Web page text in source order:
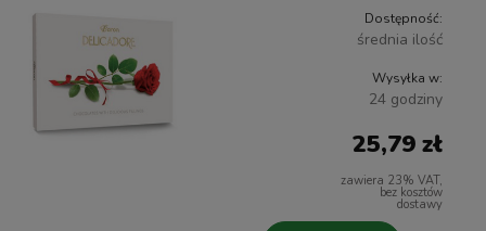
Dostępność:
średnia ilość
Wysyłka w:
24 godziny
25,79 zł
zawiera 23% VAT,
bez kosztów
dostawy